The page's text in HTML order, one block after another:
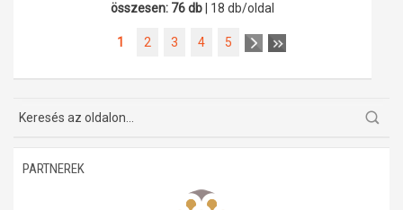
összesen: 76 db | 18 db/oldal
1 2 3 4 5
PARTNEREK